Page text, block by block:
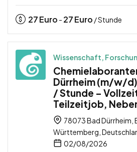
27Euro - 27Euro / Stunde
Wissenschaft,
Dürrheim (m/w/
/ Stunde –
Teilzeitjob,
78073 Bad Dürrheim,
Württemberg,
02/08/2026